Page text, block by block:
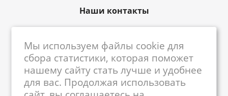
Наши контакты
centrkkm@centrkkm.ru
185005, г. Петрозаводск, ул. Промышленная,
1/26
Мы используем файлы cookie для
сбора статистики, которая поможет
нашему сайту стать лучше и удобнее
для вас. Продолжая использовать